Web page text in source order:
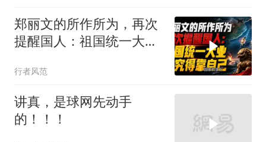
郑丽文的所作所为，再次
提醒国人：祖国统一大
行者风范
讲真，是球网先动手
的！！！